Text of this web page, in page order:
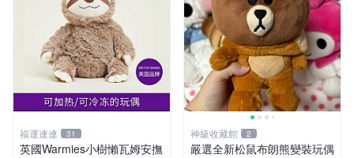
福運連連 31
英國Warmies小樹懶瓦姆安撫
神級收藏館 2
嚴選全新松鼠布朗熊變裝玩偶